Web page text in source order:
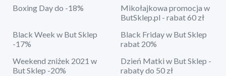
Boxing Day do -18%
Mikołajkowa promocja w
ButSklep.pl - rabat 60 zł
Black Week w But Sklep
-17%
Black Friday w But Sklep
rabat 20%
Weekend zniżek 2021 w
But Sklep -20%
Dzień Matki w But Sklep -
rabaty do 50 zł